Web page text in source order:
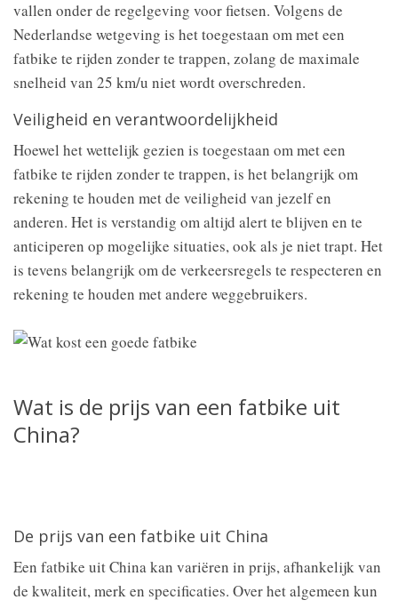
vallen onder de regelgeving voor fietsen. Volgens de
Nederlandse wetgeving is het toegestaan om met een
fatbike te rijden zonder te trappen, zolang de maximale
snelheid van 25 km/u niet wordt overschreden.
Veiligheid en verantwoordelijkheid
Hoewel het wettelijk gezien is toegestaan om met een
fatbike te rijden zonder te trappen, is het belangrijk om
rekening te houden met de veiligheid van jezelf en
anderen. Het is verstandig om altijd alert te blijven en te
anticiperen op mogelijke situaties, ook als je niet trapt. Het
is tevens belangrijk om de verkeersregels te respecteren en
rekening te houden met andere weggebruikers.
Wat is de prijs van een fatbike uit
China?
De prijs van een fatbike uit China
Een fatbike uit China kan variëren in prijs, afhankelijk van
de kwaliteit, merk en specificaties. Over het algemeen kun